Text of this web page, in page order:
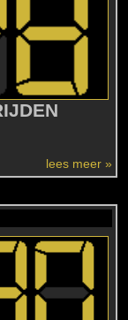
lees meer »